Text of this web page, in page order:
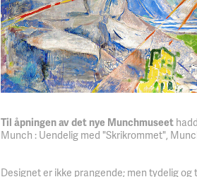
Til åpningen av det nye Munchmuseet
Munch : Uendelig med "Skrikrommet",
Designet er ikke prangende; men tydelig